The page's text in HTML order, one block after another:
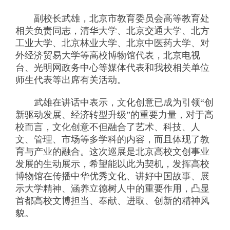
副校长武雄，北京市教育委员会高等教育处
相关负责同志，清华大学、北京交通大学、北方
工业大学、北京林业大学、北京中医药大学、对
外经济贸易大学等高校博物馆代表，北京电视
台、光明网政务中心等媒体代表和我校相关单位
师生代表等出席有关活动。
武雄在讲话中表示，文化创意已成为引领“创
新驱动发展、经济转型升级”的重要力量，对于高
校而言，文化创意不但融合了艺术、科技、人
文、管理、市场等多学科的内容，而且体现了教
育与产业的融合。这次巡展是北京高校文创事业
发展的生动展示，希望能以此为契机，发挥高校
博物馆在传播中华优秀文化、讲好中国故事、展
示大学精神、涵养立德树人中的重要作用，凸显
首都高校文博担当、奉献、进取、创新的精神风
貌。